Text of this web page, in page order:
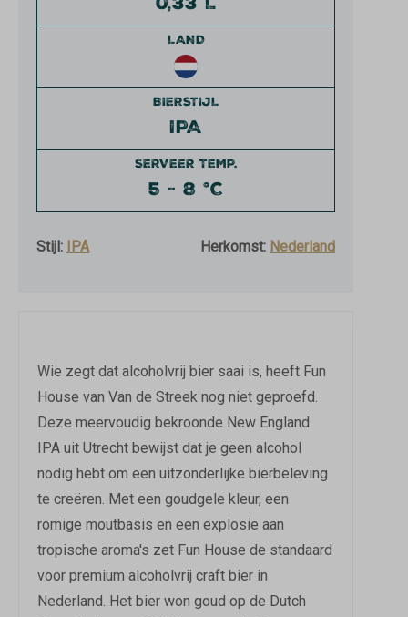
LAND
BIERSTIJL
IPA
SERVEER TEMP.
5 - 8 °C
Stijl: IPA Herkomst: Nederland
Wie zegt dat alcoholvrij bier saai is, heeft Fun
House van Van de Streek nog niet geproefd.
Deze meervoudig bekroonde New England
IPA uit Utrecht bewijst dat je geen alcohol
nodig hebt om een uitzonderlijke bierbeleving
te creëren. Met een goudgele kleur, een
romige moutbasis en een explosie aan
tropische aroma's zet Fun House de standaard
voor premium alcoholvrij craft bier in
Nederland. Het bier won goud op de Dutch